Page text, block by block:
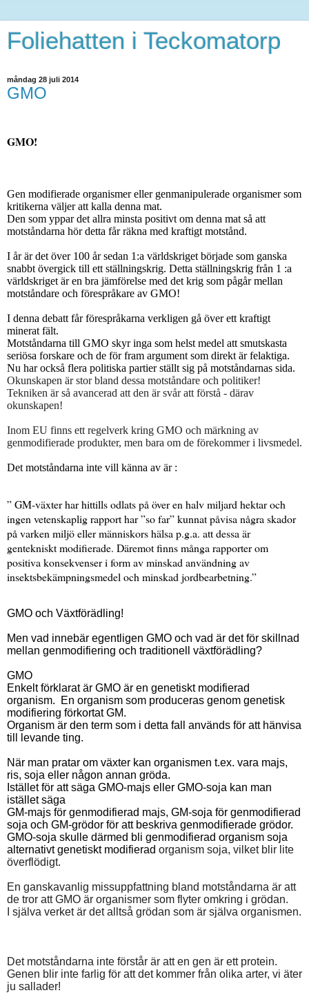
Foliehatten i Teckomatorp
måndag 28 juli 2014
GMO
GMO!
Gen modifierade organismer eller genmanipulerade organismer som
kritikerna väljer att kalla denna mat.
Den som yppar det allra minsta positivt om denna mat så att
motståndarna hör detta får räkna med kraftigt motstånd.
I år är det över 100 år sedan 1:a världskriget började som ganska
snabbt övergick till ett ställningskrig. Detta ställningskrig från 1 :a
världskriget är en bra jämförelse med det krig som pågår mellan
motståndare och förespråkare av GMO!
I denna debatt får förespråkarna verkligen gå över ett kraftigt
minerat fält.
Motståndarna till GMO skyr inga som helst medel att smutskasta
seriösa forskare och de för fram argument som direkt är felaktiga.
Nu har också flera politiska partier ställt sig på motståndarnas sida.
Okunskapen är stor bland dessa motståndare och politiker!
Tekniken är så avancerad att den är svår att förstå - därav
okunskapen!
Inom EU finns ett regelverk kring GMO och märkning av
genmodifierade produkter, men bara om de förekommer i livsmedel.
Det motståndarna inte vill känna av är :
” GM-växter har hittills odlats på över en halv miljard hektar och
ingen vetenskaplig rapport har ”so far” kunnat påvisa några skador
på varken miljö eller människors hälsa p.g.a. att dessa är
gentekniskt modifierade. Däremot finns många rapporter om
positiva konsekvenser i form av minskad användning av
insektsbekämpningsmedel och minskad jordbearbetning.”
GMO och Växtförädling!
Men vad innebär egentligen GMO och vad är det för skillnad
mellan genmodifiering och traditionell växtförädling?
GMO
Enkelt förklarat är GMO är en genetiskt modifierad
organism.
En organism som produceras genom genetisk
modifiering förkortat GM.
Organism är den term som i detta fall används för att hänvisa
till levande ting.
När man pratar om växter kan organismen t.ex. vara majs,
ris, soja eller någon annan gröda.
Istället för att säga GMO-majs eller GMO-soja kan man
istället säga
GM-majs för genmodifierad majs, GM-soja för genmodifierad
soja och GM-grödor för att beskriva genmodifierade grödor.
GMO-soja skulle därmed bli genmodifierad organism soja
alternativt genetiskt modifierad organism soja, vilket blir lite
överflödigt.
En ganskavanlig missuppfattning bland motståndarna är att
de tror att GMO är organismer som flyter omkring i grödan.
I själva verket är det alltså grödan som är själva organismen.
Det motståndarna inte förstår är att en gen är ett protein.
Genen blir inte farlig för att det kommer från olika arter, vi äter
ju sallader!